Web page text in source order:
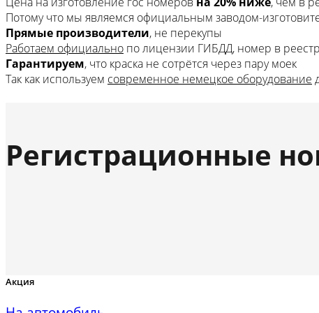
Потому что мы являемся официальным заводом-
Прямые производители, не перекупы
Работаем официально по лицензии ГИБДД, номер в
Гарантируем, что краска не сотрётся через пару моек
Так как используем современное немецкое оборудование
Регистрационные
Акция